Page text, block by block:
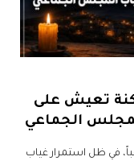
تعيش على
الجماعي
في ظل استمرار غياب